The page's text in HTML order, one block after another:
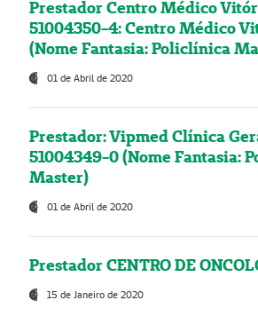
Prestador Centro Médico
51004350-4: Centro Médico
(Nome Fantasia: Policlínica
01 de Abril de 2020
Prestador: Vipmed Clínica
51004349-0 (Nome Fantasia:
Master)
01 de Abril de 2020
Prestador CENTRO DE
15 de Janeiro de 2020